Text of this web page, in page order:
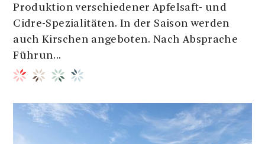
Produktion verschiedener Apfelsaft- und
Cidre-Spezialitäten. In der Saison werden
auch Kirschen angeboten. Nach Absprache
Führun...